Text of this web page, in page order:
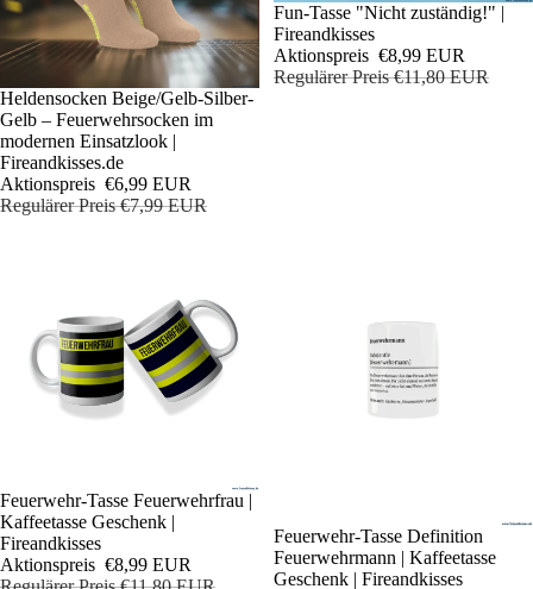
Sale
Heldensocken Beige/Gelb-Silber-
Gelb – Feuerwehrsocken im
modernen Einsatzlook |
Fireandkisses.de
Aktionspreis €6,99 EUR
Regulärer Preis€7,99 EUR
Sale
Fun-Tasse "Nicht zuständig!" |
Fireandkisses
Aktionspreis €8,99 EUR
Regulärer Preis€11,80 EUR
Sale
Feuerwehr-Tasse Feuerwehrfrau |
Kaffeetasse Geschenk |
Fireandkisses
Aktionspreis €8,99 EUR
Sale
Feuerwehr-Tasse Definition
Feuerwehrmann | Kaffeetasse
Geschenk | Fireandkisses